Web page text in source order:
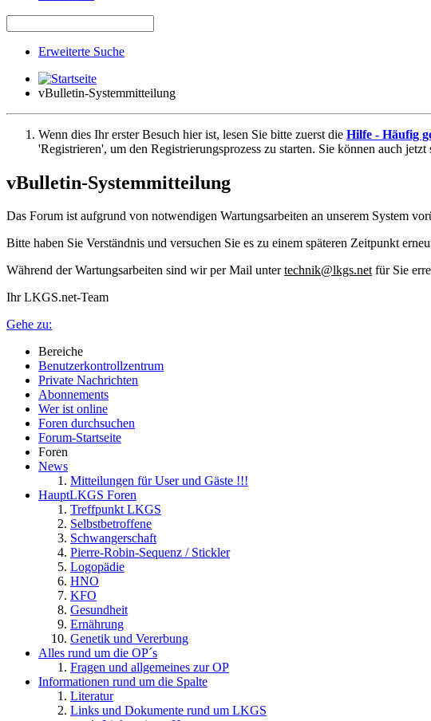
Erweiterte Suche
vBulletin-Systemmitteilung
Wenn dies Ihr erster Besuch hier ist, lesen Sie bitte zuerst die Hilfe - Häufig
'Registrieren', um den Registrierungsprozess zu starten. Sie können auch
vBulletin-Systemmitteilung
Das Forum ist aufgrund von notwendigen Wartungsarbeiten an unserem System
Bitte haben Sie Verständnis und versuchen Sie es zu einem späteren Zeitpunkt
Während der Wartungsarbeiten sind wir per Mail untertechnik@lkgs.netfür Sie
Ihr LKGS.net-Team
Gehe zu:
Bereiche
Benutzerkontrollzentrum
Private Nachrichten
Abonnements
Wer ist online
Foren durchsuchen
Forum-Startseite
Foren
News
Mitteilungen für User und Gäste !!!
HauptLKGS Foren
Treffpunkt LKGS
Selbstbetroffene
Schwangerschaft
Pierre-Robin-Sequenz / Stickler
Logopädie
HNO
KFO
Gesundheit
Ernährung
Genetik und Vererbung
Alles rund um die OP´s
Fragen und allgemeines zur OP
Informationen rund um die Spalte
Literatur
Links und Dokumente rund um LKGS